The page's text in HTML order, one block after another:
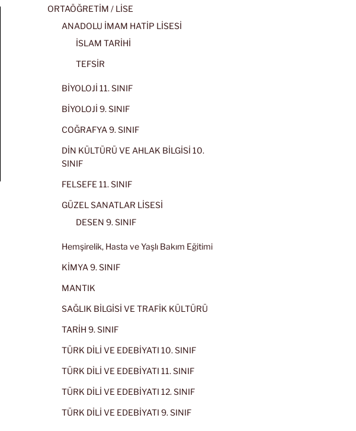
ORTAÖĞRETİM / LİSE
ANADOLU İMAM HATİP LİSESİ
İSLAM TARİHİ
TEFSİR
BİYOLOJİ 11. SINIF
BİYOLOJİ 9. SINIF
COĞRAFYA 9. SINIF
DİN KÜLTÜRÜ VE AHLAK BİLGİSİ 10.
SINIF
FELSEFE 11. SINIF
GÜZEL SANATLAR LİSESİ
DESEN 9. SINIF
Hemşirelik, Hasta ve Yaşlı Bakım Eğitimi
KİMYA 9. SINIF
MANTIK
SAĞLIK BİLGİSİ VE TRAFİK KÜLTÜRÜ
TARİH 9. SINIF
TÜRK DİLİ VE EDEBİYATI 10. SINIF
TÜRK DİLİ VE EDEBİYATI 11. SINIF
TÜRK DİLİ VE EDEBİYATI 12. SINIF
TÜRK DİLİ VE EDEBİYATI 9. SINIF